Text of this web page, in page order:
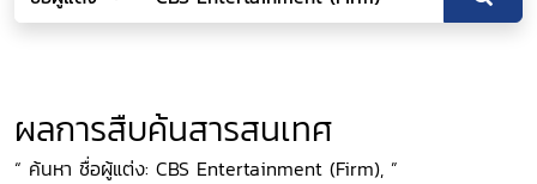
ผลการสืบค้นสารสนเทศ
“ ค้นหา ชื่อผู้แต่ง: CBS Entertainment (Firm), ”